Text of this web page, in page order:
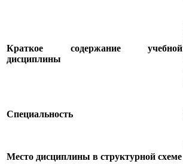
Краткое содержание учебной
дисциплины
Специальность
Место дисциплины в структурной схеме